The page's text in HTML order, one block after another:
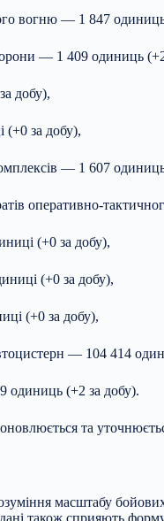
вогню — 1 847
— 1 409 одиниць
добу),
(+0 за добу),
— 1 607
оперативно-
(+0 за добу),
(+0 за добу),
(+0 за добу),
— 104 414
одиниць (+2 за добу).
та
масштабу
дані також сприяють